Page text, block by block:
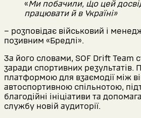
«Ми побачили, що цей
працювати й в Україні»
– розповідає військовий і
позивним «Бредлі».
За його словами, SOF Drift Team
заради спортивних результатів.
платформою для взаємодії між
автоспортивною спільнотою,
благодійні ініціативи та
службу новій аудиторії.